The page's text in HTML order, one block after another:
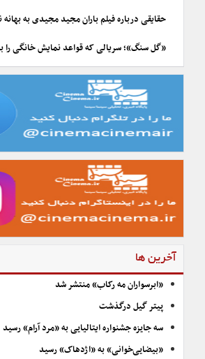
حقایقی درباره فیلم باران مجید مجیدی به بهانه
«گل سنگ»؛ سریالی که قواعد نمایش خانگی را
آخرین ها
«ابرسواران مه رکاب» منتشر شد
پیتر گیل درگذشت
سه جایزه جشنواره ایتالیایی به «مرد آرام» رسید
«بیضایی‌خوانی» به «اژدهاک» رسید